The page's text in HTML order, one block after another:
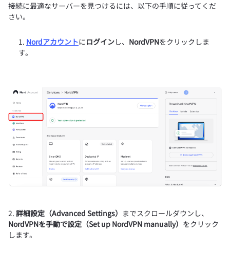
接続に最適なサーバーを見つけるには、以下の手順に従ってくだ
さい。
Nordアカウントにログインし、 NordVPNをクリックしま
す。
2. 詳細設定（Advanced Settings） までスクロールダウンし、
NordVPNを手動で設定（Set up NordVPN manually） をクリック
します。